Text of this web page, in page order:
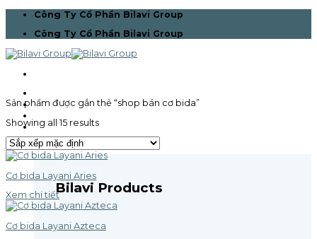
Skip
content
Công Ty Cổ Phần Bilavi Group
Công Ty Cổ Phần Bilavi Group
Giới thiệu
Sản phẩm
Bilavi Products
Sản phẩm được gắn thẻ “shop bán cơ bida”
Showing all 15 results
Cơ bida Layani Aries
Xem chi tiết
Cơ bida Layani Azteca